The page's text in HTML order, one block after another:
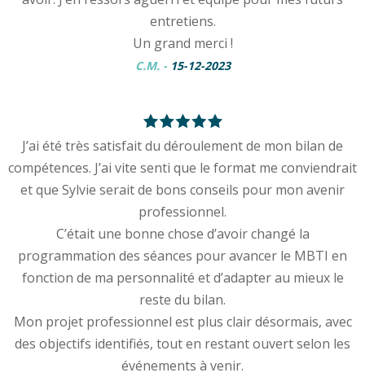
entretiens.
Un grand merci !
C.M. - 15-12-2023
J’ai été très satisfait du déroulement de mon bilan de
compétences. J’ai vite senti que le format me conviendrait
et que Sylvie serait de bons conseils pour mon avenir
professionnel.
C’était une bonne chose d’avoir changé la
programmation des séances pour avancer le MBTI en
fonction de ma personnalité et d’adapter au mieux le
reste du bilan.
Mon projet professionnel est plus clair désormais, avec
des objectifs identifiés, tout en restant ouvert selon les
événements à venir.